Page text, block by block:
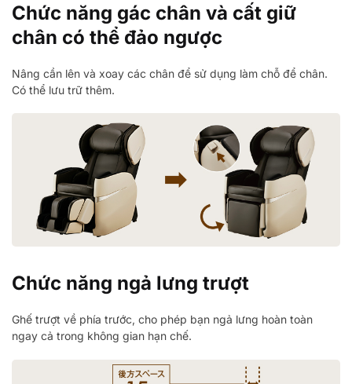
Chức năng gác chân và cất giữ
chân có thể đảo ngược
Nâng cần lên và xoay các chân để sử dụng làm chỗ để chân.
Có thể lưu trữ thêm.
Chức năng ngả lưng trượt
Ghế trượt về phía trước, cho phép bạn ngả lưng hoàn toàn
ngay cả trong không gian hạn chế.